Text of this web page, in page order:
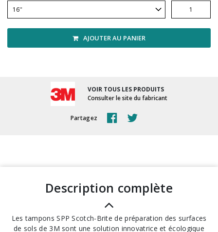
AJOUTER AU PANIER
VOIR TOUS LES PRODUITS
Consulter le site du fabricant
Partagez
description complète
Les tampons SPP Scotch-Brite de préparation des surfaces
de sols de 3M sont une solution innovatrice et écologique